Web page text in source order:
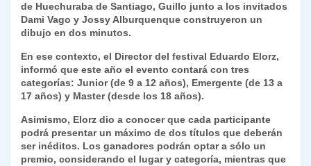
de Huechuraba de Santiago, Guillo junto a los invitados
Dami Vago y Jossy Alburquenque construyeron un
dibujo en dos minutos.
En ese contexto, el Director del festival Eduardo Elorz,
informó que este año el evento contará con tres
categorías: Junior (de 9 a 12 años), Emergente (de 13 a
17 años) y Master (desde los 18 años).
Asimismo, Elorz dio a conocer que cada participante
podrá presentar un máximo de dos títulos que deberán
ser inéditos. Los ganadores podrán optar a sólo un
premio, considerando el lugar y categoría, mientras que